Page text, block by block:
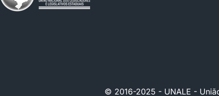
© 2016-2025 - UNALE -